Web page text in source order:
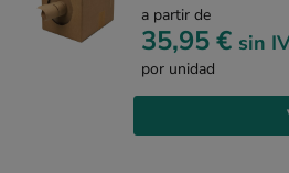
a partir de
35,95 € sin
por unidad